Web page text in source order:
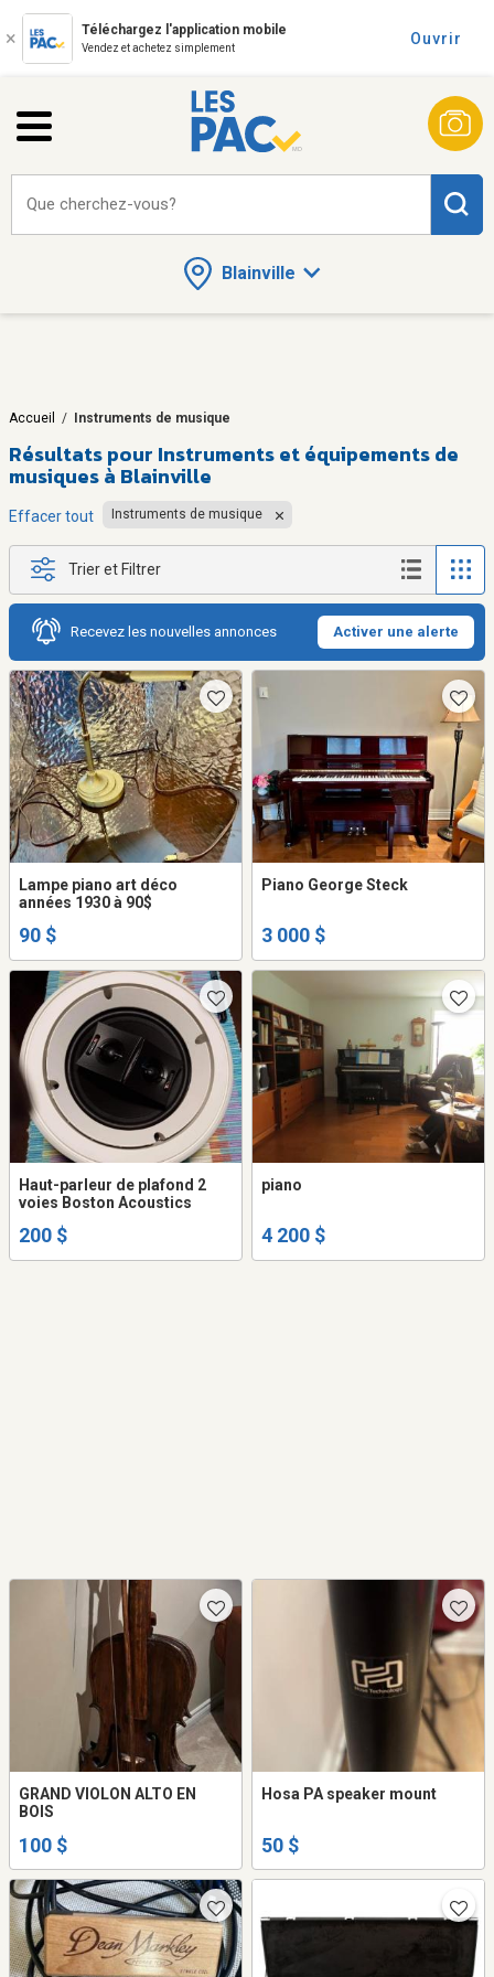
Téléchargez l'application mobile
Vendez et achetez simplement
Ouvrir
Blainville
Que cherchez-vous?
Accueil / Instruments de musique
Résultats pour Instruments et équipements de
musiques à Blainville
Effacer tout Instruments de musique
Trier et Filtrer
Recevez les nouvelles annonces Activer une alerte
Lampe piano art déco
années 1930 à 90$
90 $
Piano George Steck
3 000 $
Haut-parleur de plafond 2
voies Boston Acoustics
200 $
piano
4 200 $
GRAND VIOLON ALTO EN
BOIS
100 $
Hosa PA speaker mount
50 $